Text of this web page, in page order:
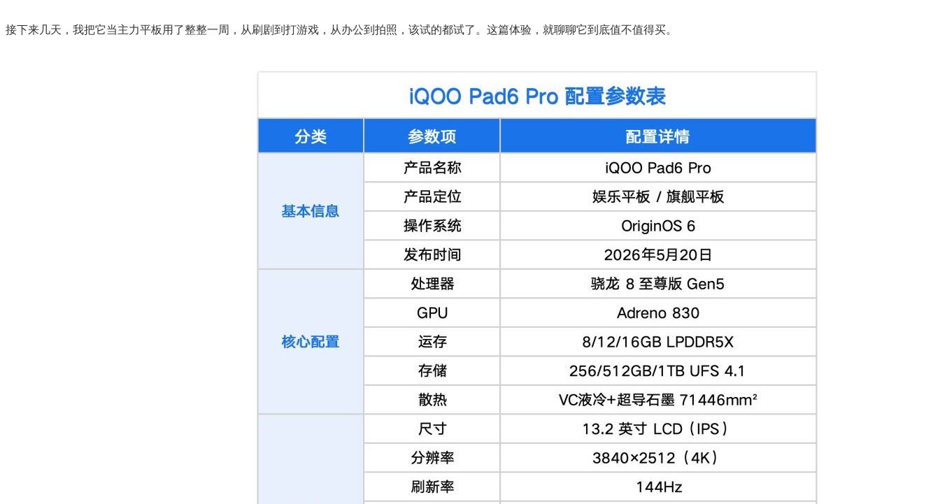
接下来几天，我把它当主力平板用了整整一周，从刷剧到打游戏，从办公到拍照，该试的都试了。这篇体验，就聊聊它到底值不值得买。